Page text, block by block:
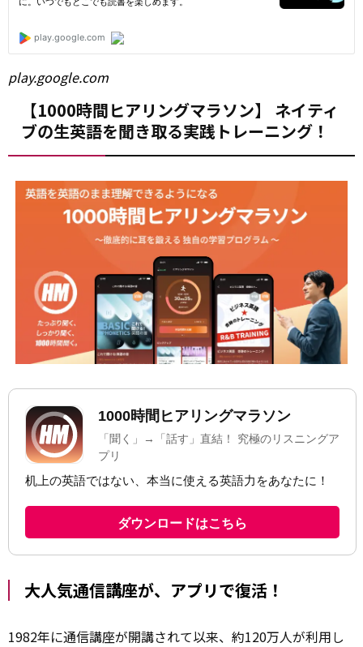
play.google.com
【1000時間ヒアリングマラソン】 ネイティ
ブの生英語を聞き取る実践トレーニング！
大人気通信講座が、アプリで復活！
1982年に通信講座が開講されて以来、約120万人が利用し